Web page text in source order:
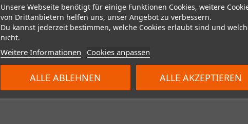
Unsere Webseite benötigt für einige Funktionen Cookies, weitere
von Drittanbietern helfen uns, unser Angebot zu verbessern.
Du kannst jederzeit bestimmen, welche Cookies erlaubt sind und
nicht.
Weitere Informationen Cookies anpassen
ALLE ABLEHNEN ALLE AKZEPTIEREN